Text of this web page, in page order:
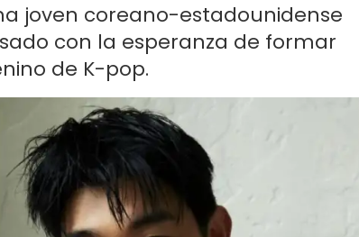
joven coreano-estadounidense
con la esperanza de formar
de K-pop.